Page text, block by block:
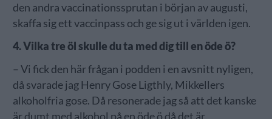
den andra vaccinationssprutan i början av augusti,
skaffa sig ett vaccinpass och ge sig ut i världen igen.
4. Vilka tre öl skulle du ta med dig till en öde ö?
– Vi fick den här frågan i podden i en avsnitt nyligen,
då svarade jag Henry Gose Ligthly, Mikkellers
alkoholfria gose. Då resonerade jag så att det kanske
är dumt med alkohol på en öde ö då det är